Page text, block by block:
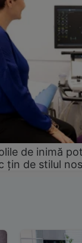
de inimă
țin de stilul